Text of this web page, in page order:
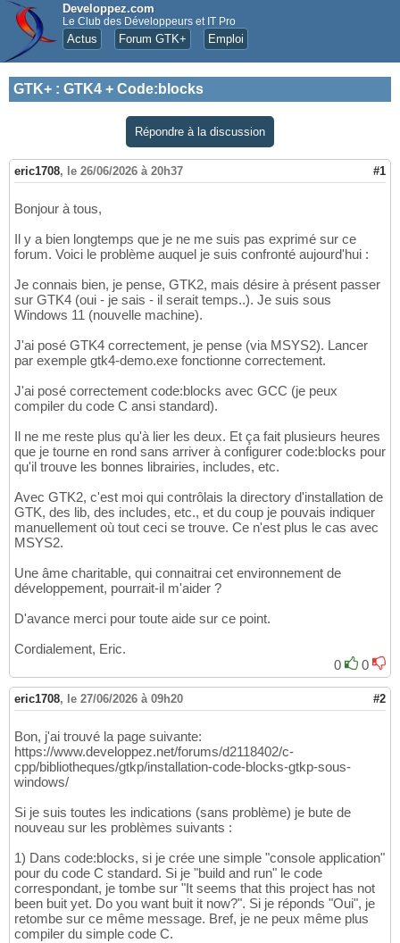
Developpez.com
Le Club des Développeurs et IT Pro
Actus Forum GTK+ Emploi
GTK+ : GTK4 + Code:blocks
Répondre à la discussion
eric1708, le 26/06/2026 à 20h37 #1
Bonjour à tous,
Il y a bien longtemps que je ne me suis pas exprimé sur ce
forum. Voici le problème auquel je suis confronté aujourd'hui :
Je connais bien, je pense, GTK2, mais désire à présent passer
sur GTK4 (oui - je sais - il serait temps..). Je suis sous
Windows 11 (nouvelle machine).
J'ai posé GTK4 correctement, je pense (via MSYS2). Lancer
par exemple gtk4-demo.exe fonctionne correctement.
J'ai posé correctement code:blocks avec GCC (je peux
compiler du code C ansi standard).
Il ne me reste plus qu'à lier les deux. Et ça fait plusieurs heures
que je tourne en rond sans arriver à configurer code:blocks pour
qu'il trouve les bonnes librairies, includes, etc.
Avec GTK2, c'est moi qui contrôlais la directory d'installation de
GTK, des lib, des includes, etc., et du coup je pouvais indiquer
manuellement où tout ceci se trouve. Ce n'est plus le cas avec
MSYS2.
Une âme charitable, qui connaitrai cet environnement de
développement, pourrait-il m'aider ?
D'avance merci pour toute aide sur ce point.
Cordialement, Eric.
0
0
eric1708, le 27/06/2026 à 09h20 #2
Bon, j'ai trouvé la page suivante:
https://www.developpez.net/forums/d2118402/c-
cpp/bibliotheques/gtkp/installation-code-blocks-gtkp-sous-
windows/
Si je suis toutes les indications (sans problème) je bute de
nouveau sur les problèmes suivants :
1) Dans code:blocks, si je crée une simple "console application"
pour du code C standard. Si je "build and run" le code
correspondant, je tombe sur "It seems that this project has not
been buit yet. Do you want buit it now?". Si je réponds "Oui", je
retombe sur ce même message. Bref, je ne peux même plus
compiler du simple code C.